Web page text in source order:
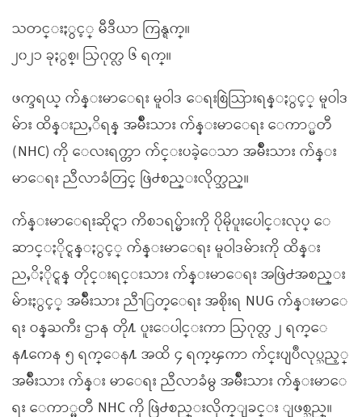
သတင္းႏွင့္ မီဒီယာ ကြန္ရက္။
၂၀၂၁ ခုႏွစ္၊ ဩဂုတ္လ ၆ ရက္။
ဖက္ဒရယ္ က်န္းမာေရး မူဝါဒ ေရးစြဲသြားရန္ႏွင့္ မူဝါဒ
မ်ား ထိန္းညႇိရန္ အမ်ိဳးသား က်န္းမာေရး ေကာ္မတီ
(NHC) ကို ေလးရက္တာ က်င္းပခဲ့ေသာ အမ်ိဳးသား က်န္း
မာေရး ညီလာခံတြင္ ဖြဲ႕စည္းလိုက္သည္။
က်န္းမာေရးဆိုင္ရာ ကိစၥရပ္မ်ားကို ပိုမိုပူးေပါင္းလုပ္ ေ
ဆာင္ႏိုင္ရန္ႏွင့္ က်န္းမာေရး မူဝါဒမ်ားကို ထိန္း
ညႇိႏိုင္ရန္ တိုင္းရင္းသား က်န္းမာေရး အဖြဲ႕အစည္း
မ်ားႏွင့္ အမ်ိဳးသား ညီၫြတ္ေရး အစိုးရ NUG က်န္းမာေ
ရး ဝန္ႀကီး ဌာန တို႔ ပူးေပါင္းကာ ဩဂုတ္လ ၂ ရက္ေ
န႔ကေန ၅ ရက္ေန႔ အထိ ၄ ရက္ၾကာ က်င္းပျပဳလုပ္သည့္
အမ်ိဳးသား က်န္း မာေရး ညီလာခံမွ အမ်ိဳးသား က်န္းမာေ
ရး ေကာ္မတီ NHC ကို ဖြဲ႕စည္းလိုက္ျခင္း ျဖစ္သည္။